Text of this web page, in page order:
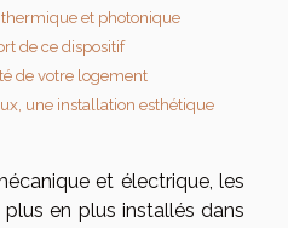
thermique et photonique
de ce dispositif
de votre logement
une installation esthétique
et électrique, les
en plus installés dans